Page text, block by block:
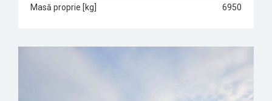
Masă proprie [kg]
6950